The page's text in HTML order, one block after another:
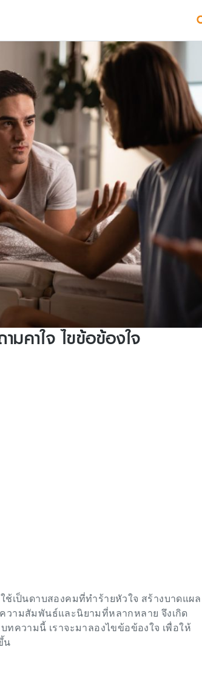
มคาใจ ไขข้อข้องใจ
เป็นดาบสองคมที่ทำร้ายหัวใจ สร้างบาดแผล
ามสัมพันธ์และนิยามที่หลากหลาย จึงเกิด
บทความนี้ เราจะมาลองไขข้อข้องใจ เพื่อให้
น